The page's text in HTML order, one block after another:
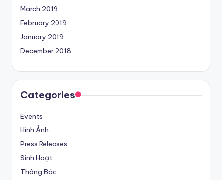
March 2019
February 2019
January 2019
December 2018
Categories
Events
Hình Ảnh
Press Releases
Sinh Hoạt
Thông Báo